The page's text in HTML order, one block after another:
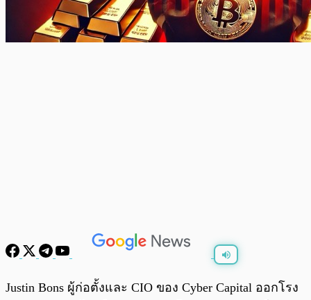
พร้อมเล่น 0:00
Justin Bons ผู้ก่อตั้งและ CIO ของ Cyber Capital ออกโรง